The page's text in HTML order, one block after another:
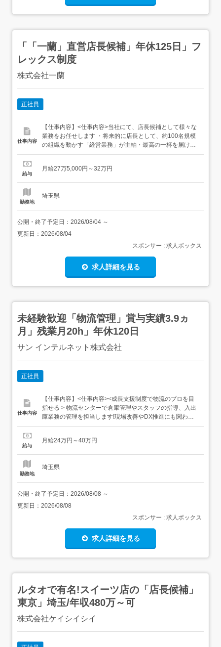
「「一蘭」直営店長候補」年休125日」フ
レックス制度
株式会社一蘭
正社員
仕事内容
【仕事内容】<仕事内容>当社にて、店長候補として様々な
業務をお任せします ・将来的に店長として、約100名規模
の組織を動かす「経営業務」が主軸・最高の一杯を届ける
環境をプロデュースしていただきます 数値管理を中心とし
マネジメント 事前準備や振り返りを怠らず、周囲からのア
給与
月給27万5,000円～32万円
勤務地
埼玉県
公開・終了予定日： 2026/08/04 ～
更新日： 2026/08/04
スポンサー : 求人ボックス
求人詳細を見る
未経験歓迎「物流管理」賞与実績3.9ヵ
月」残業月20h」年休120日
サン インテルネット株式会社
正社員
仕事内容
【仕事内容】<仕事内容><成長支援制度で物流のプロを目
指せる > 物流センターで倉庫管理やスタッフの指導、入出
庫業務の管理を担当します!現場改善やDX推進にも関われ
る・物流センターでの倉庫管理業務全般をお任せしま
え、 協力会社との連携も担当します。・現場運営だけでな
給与
月給24万円～40万円
勤務地
埼玉県
公開・終了予定日： 2026/08/08 ～
更新日： 2026/08/08
スポンサー : 求人ボックス
求人詳細を見る
ルタオで有名!スイーツ店の「店長候補」
東京」埼玉/年収480万～可
株式会社ケイシイシイ